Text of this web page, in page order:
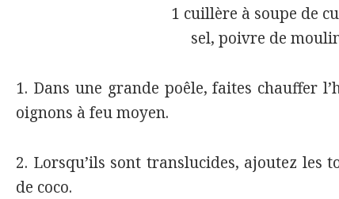
1 cuillère à soupe de
sel, poivre de
1. Dans une grande poêle, faites chauffer
oignons à feu moyen.
2. Lorsqu’ils sont translucides, ajoutez les
de coco.